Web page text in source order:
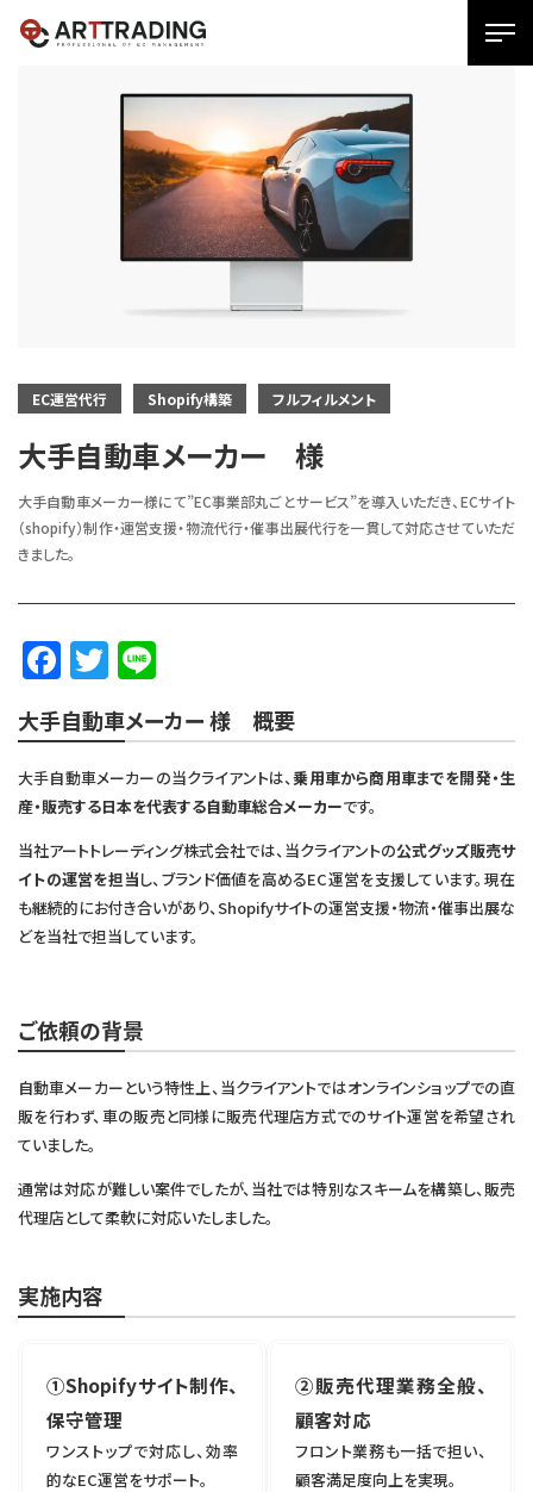
SPメ
EC運営代行 Shopify構築 フルフィルメント
大手自動車メーカー 様
大手自動車メーカー様にて”EC事業部丸ごとサービス”を導入いただき、ECサイト
（shopify）制作・運営支援・物流代行・催事出展代行を一貫して対応させていただ
きました。
F
a
c
e
b
o
o
k
T
w
it
te
r
n
e
大手自動車メーカー 様 概要
大手自動車メーカーの当クライアントは、乗用車から商用車までを開発・生
産・販売する日本を代表する自動車総合メーカーです。
当社アートトレーディング株式会社では、当クライアントの公式グッズ販売サ
イトの運営を担当し、ブランド価値を高めるEC運営を支援しています。現在
も継続的にお付き合いがあり、Shopifyサイトの運営支援・物流・催事出展な
どを当社で担当しています。
ご依頼の背景
自動車メーカーという特性上、当クライアントではオンラインショップでの直
販を行わず、車の販売と同様に販売代理店方式でのサイト運営を希望され
ていました。
通常は対応が難しい案件でしたが、当社では特別なスキームを構築し、販売
代理店として柔軟に対応いたしました。
実施内容
①Shopifyサイト制作、
保守管理
ワンストップで対応し、効率
的なEC運営をサポート。
②販売代理業務全般、
顧客対応
フロント業務も一括で担い、
顧客満足度向上を実現。